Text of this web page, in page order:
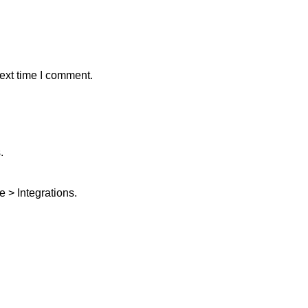
time I comment.
> Integrations.